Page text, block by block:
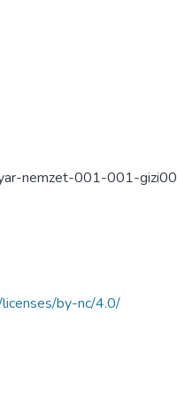
nemzet-001-001-
by-nc/4.0/